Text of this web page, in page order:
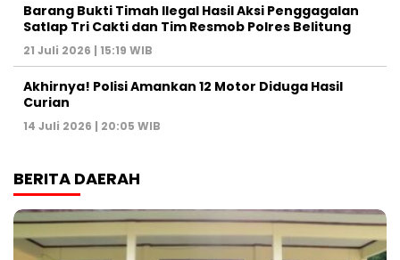
Barang Bukti Timah Ilegal Hasil Aksi Penggagalan
Satlap Tri Cakti dan Tim Resmob Polres Belitung
21 Juli 2026 | 15:19 WIB
Akhirnya! Polisi Amankan 12 Motor Diduga Hasil
Curian
14 Juli 2026 | 20:05 WIB
BERITA DAERAH